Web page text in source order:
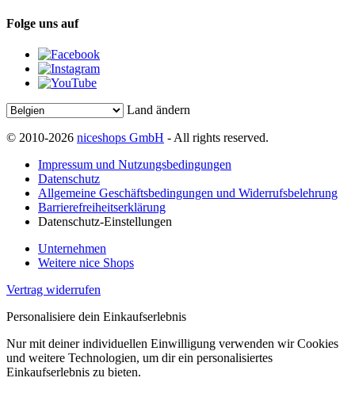
Folge uns auf
Land ändern
© 2010-2026 niceshops GmbH - All rights reserved.
Impressum und Nutzungsbedingungen
Datenschutz
Allgemeine Geschäftsbedingungen und Widerrufsbelehrung
Barrierefreiheitserklärung
Datenschutz-Einstellungen
Unternehmen
Weitere nice Shops
Vertrag widerrufen
Personalisiere dein Einkaufserlebnis
Nur mit deiner individuellen Einwilligung verwenden wir Cookies
und weitere Technologien, um dir ein personalisiertes
Einkaufserlebnis zu bieten.